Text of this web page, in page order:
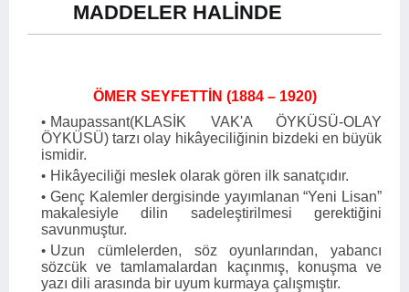
MADDELER HALİNDE
ÖMER SEYFETTİN (1884 – 1920)
Maupassant(KLASİK VAK'A ÖYKÜSÜ-OLAY
ÖYKÜSÜ) tarzı olay hikâyeciliğinin bizdeki en büyük
ismidir.
Hikâyeciliği meslek olarak gören ilk sanatçıdır.
Genç Kalemler dergisinde yayımlanan “Yeni Lisan”
maka­lesiyle dilin sadeleştirilmesi gerektiğini
savunmuştur.
Uzun cümlelerden, söz oyunlarından, yabancı
sözcük ve tamlamalardan kaçınmış, konuşma ve
yazı dili arasında bir uyum kurmaya çalışmıştır.